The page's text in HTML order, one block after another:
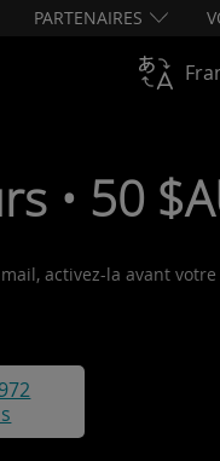
PARTENAIRES
• 50
activez-la avant